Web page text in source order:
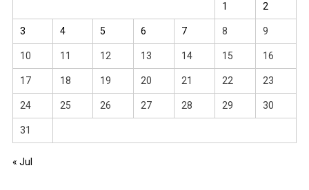
1 2
3 4 5 6 7 8 9
10 11 12 13 14 15 16
17 18 19 20 21 22 23
24 25 26 27 28 29 30
31
« Jul